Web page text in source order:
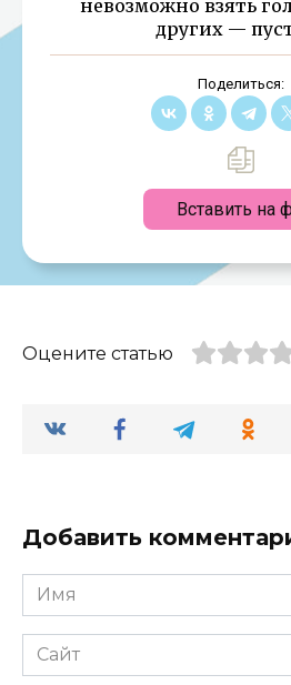
невозможно взять
других —
Поделиться:
Вставить на
Оцените статью
Добавить
Имя
*
Сайт